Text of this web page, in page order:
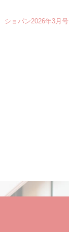
ショパン2026年3月号